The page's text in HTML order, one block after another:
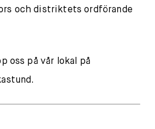
och distriktets ordförande
oss på vår lokal på